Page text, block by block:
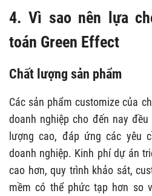
4. Vì sao nên lựa
toán Green Effect
Chất lượng sản phẩm
Các sản phẩm customize của
doanh nghiệp cho đến nay
lượng cao, đáp ứng các yêu
doanh nghiệp. Kinh phí dự án
cao hơn, quy trình khảo sát,
mềm có thể phức tạp hơn so